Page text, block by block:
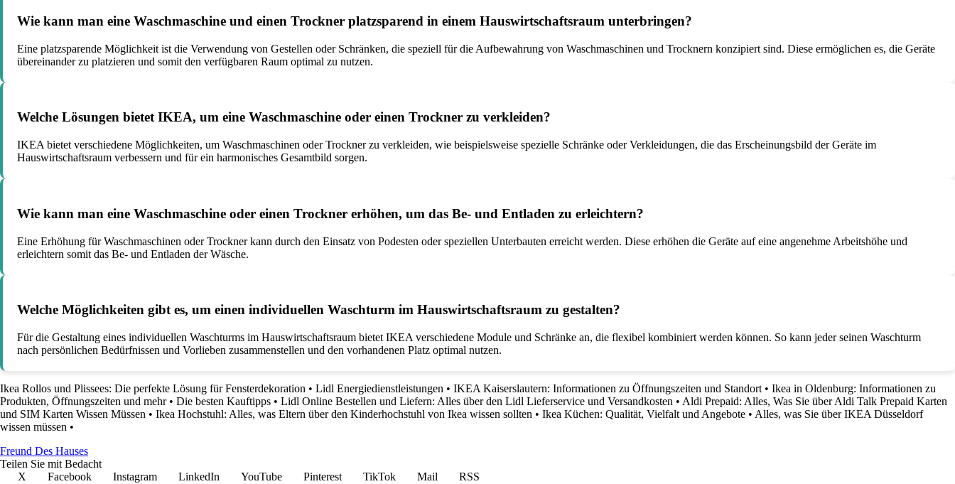
Wie kann man eine Waschmaschine und einen Trockner platzsparend in einem Hauswirtschaftsraum unterbringen?
Eine platzsparende Möglichkeit ist die Verwendung von Gestellen oder Schränken, die speziell für die Aufbewahrung von Waschmaschinen und Trocknern konzipiert sind. Diese ermöglichen es, die Geräte
übereinander zu platzieren und somit den verfügbaren Raum optimal zu nutzen.
Welche Lösungen bietet IKEA, um eine Waschmaschine oder einen Trockner zu verkleiden?
IKEA bietet verschiedene Möglichkeiten, um Waschmaschinen oder Trockner zu verkleiden, wie beispielsweise spezielle Schränke oder Verkleidungen, die das Erscheinungsbild der Geräte im
Hauswirtschaftsraum verbessern und für ein harmonisches Gesamtbild sorgen.
Wie kann man eine Waschmaschine oder einen Trockner erhöhen, um das Be- und Entladen zu erleichtern?
Eine Erhöhung für Waschmaschinen oder Trockner kann durch den Einsatz von Podesten oder speziellen Unterbauten erreicht werden. Diese erhöhen die Geräte auf eine angenehme Arbeitshöhe und
erleichtern somit das Be- und Entladen der Wäsche.
Welche Möglichkeiten gibt es, um einen individuellen Waschturm im Hauswirtschaftsraum zu gestalten?
Für die Gestaltung eines individuellen Waschturms im Hauswirtschaftsraum bietet IKEA verschiedene Module und Schränke an, die flexibel kombiniert werden können. So kann jeder seinen Waschturm
nach persönlichen Bedürfnissen und Vorlieben zusammenstellen und den vorhandenen Platz optimal nutzen.
Ikea Rollos und Plissees: Die perfekte Lösung für Fensterdekoration • Lidl Energiedienstleistungen • IKEA Kaiserslautern: Informationen zu Öffnungszeiten und Standort • Ikea in Oldenburg: Informationen zu
Produkten, Öffnungszeiten und mehr• Die besten Kauftipps • Lidl Online Bestellen und Liefern: Alles über den Lidl Lieferservice und Versandkosten • Aldi Prepaid: Alles, Was Sie über Aldi Talk Prepaid Karten
und SIM Karten Wissen Müssen • Ikea Hochstuhl: Alles, was Eltern über den Kinderhochstuhl von Ikea wissen sollten • Ikea Küchen: Qualität, Vielfalt und Angebote • Alles, was Sie über IKEA Düsseldorf
wissen müssen •
Freund Des Hauses
Teilen Sie mit Bedacht
X
Facebook Instagram LinkedIn YouTube Pinterest TikTok Mail
RSS